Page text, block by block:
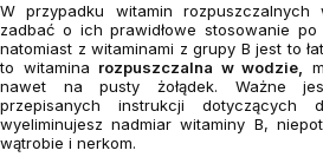
W przypadku witamin rozpuszczalnych
zadbać o ich prawidłowe stosowanie
natomiast z witaminami z grupy B jest to
to witamina rozpuszczalna w wodzie,
nawet na pusty żołądek. Ważne
przepisanych instrukcji dotyczących
wyeliminujesz nadmiar witaminy B,
wątrobie i nerkom.